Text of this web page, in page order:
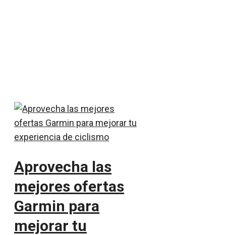
Aprovecha las
mejores ofertas
Garmin para
mejorar tu